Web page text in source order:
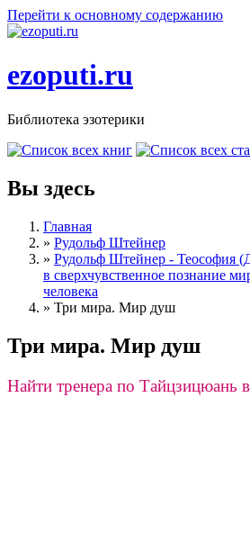
Перейти к основному содержанию
ezoputi.ru
Библиотека эзотерики
Вы здесь
Главная
» Рудольф Штейнер
» Рудольф Штейнер - Теософия
в сверхчувственное познание
человека
» Три мира. Мир душ
Три мира. Мир душ
Найти тренера по Тайцзицюань